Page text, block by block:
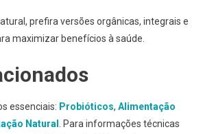
prefira versões orgânicas, integrais e
maximizar benefícios à saúde.
essenciais: Probióticos, Alimentação
Natural
. Para informações técnicas